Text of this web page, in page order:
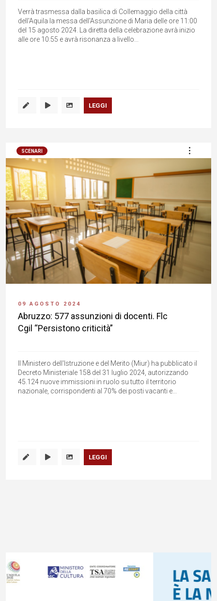
Verrà trasmessa dalla basilica di Collemaggio della città
dell'Aquila la messa dell'Assunzione di Maria delle ore 11:00
del 15 agosto 2024. La diretta della celebrazione avrà inizio
alle ore 10:55 e avrà risonanza a livello...
LEGGI
SCENARI
09 AGOSTO 2024
Abruzzo: 577 assunzioni di docenti. Flc
Cgil “Persistono criticità”
Il Ministero dell'Istruzione e del Merito (Miur) ha pubblicato il
Decreto Ministeriale 158 del 31 luglio 2024, autorizzando
45.124 nuove immissioni in ruolo su tutto il territorio
nazionale, corrispondenti al 70% dei posti vacanti e...
LEGGI